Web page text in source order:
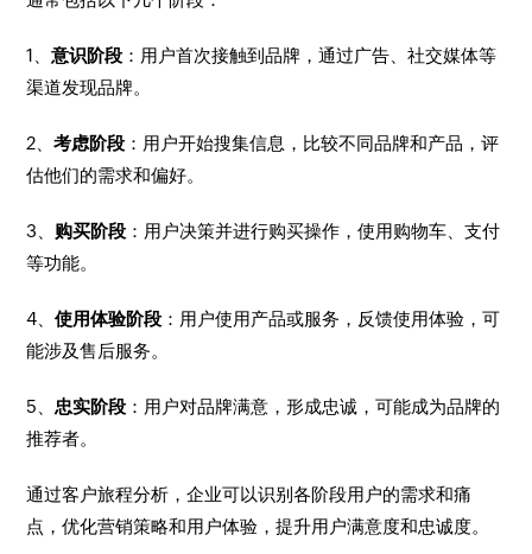
1、意识阶段 ：用户首次接触到品牌，通过广告、社交媒体等
渠道发现品牌。
2、考虑阶段 ：用户开始搜集信息，比较不同品牌和产品，评
估他们的需求和偏好。
3、 购买阶段 ：用户决策并进行购买操作，使用购物车、支付
等功能。
4、使用体验阶段 ：用户使用产品或服务，反馈使用体验，可
能涉及售后服务。
5、忠实阶段 ：用户对品牌满意，形成忠诚，可能成为品牌的
推荐者。
通过客户旅程分析，企业可以识别各阶段用户的需求和痛
点，优化营销策略和用户体验，提升用户满意度和忠诚度。